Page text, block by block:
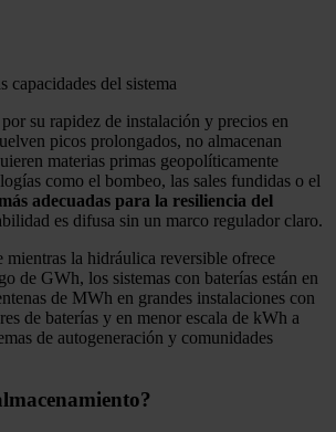
capacidades del sistema
su rapidez de instalación y precios en
picos prolongados, no almacenan
materias primas geopolíticamente
como el bombeo, las sales fundidas o el
adecuadas para la resiliencia del
es difusa sin un marco regulador claro.
mientras la hidráulica reversible ofrece
de GWh, los sistemas con baterías están en
de MWh en grandes instalaciones con
de baterías y en menor escala de kWh a
de autogeneración y comunidades